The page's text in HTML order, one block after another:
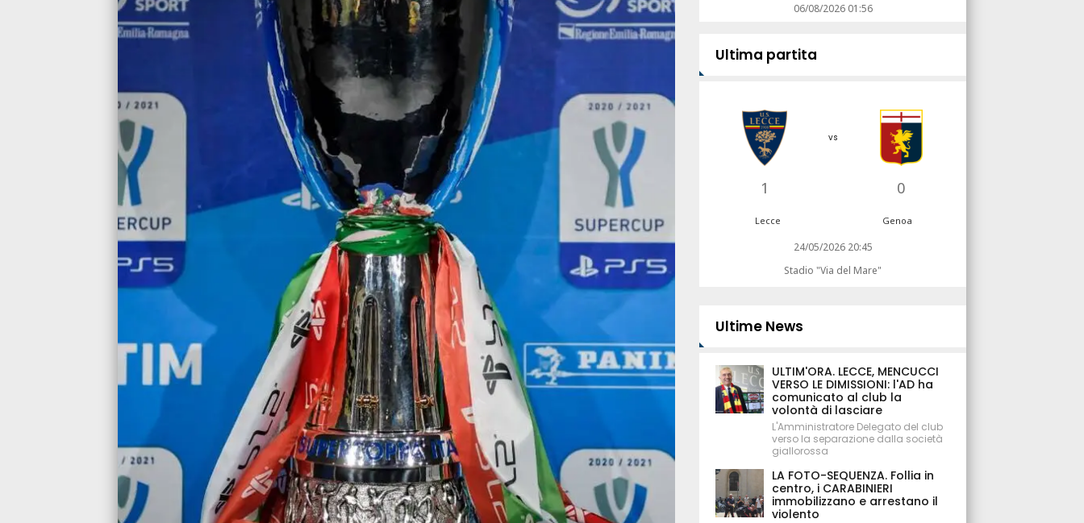
06/08/2026 01:56
Ultima partita
1
vs
0
Lecce Genoa
24/05/2026 20:45
Stadio "Via del Mare"
Ultime News
ULTIM'ORA. LECCE, MENCUCCI
VERSO LE DIMISSIONI: l'AD ha
comunicato al club la
volontà di lasciare
L'Amministratore Delegato del club
verso la separazione dalla società
giallorossa
LA FOTO-SEQUENZA. Follia in
centro, i CARABINIERI
immobilizzano e arrestano il
violento